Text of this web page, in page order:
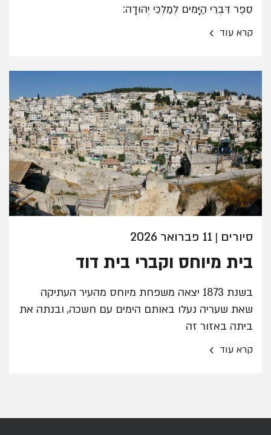
סֵפֶר דִּבְרֵי הַיָּמִים לְמַלְכֵי יְהוּדָה:
קרא עוד ›
סיורים | 11 פברואר 2026
בית מיוחס וקברי בית דוד
בשנת 1873 יצאה משפחת מיוחס מהעיר העתיקה
שאת שעריה נעלו באותם הימים עם חשכה, ובנתה את
ביתה באזור זה
קרא עוד ›